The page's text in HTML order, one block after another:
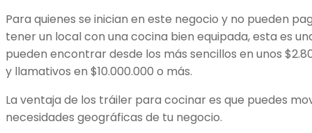
Para quienes se inician en este negocio y no pueden
tener un local con una cocina bien equipada, esta es
pueden encontrar desde los más sencillos en unos
y llamativos en $10.000.000 o más.
La ventaja de los tráiler para cocinar es que puedes
necesidades geográficas de tu negocio.